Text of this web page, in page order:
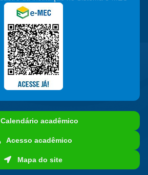
acadêmico
Acesso acadêmico
Mapa do site